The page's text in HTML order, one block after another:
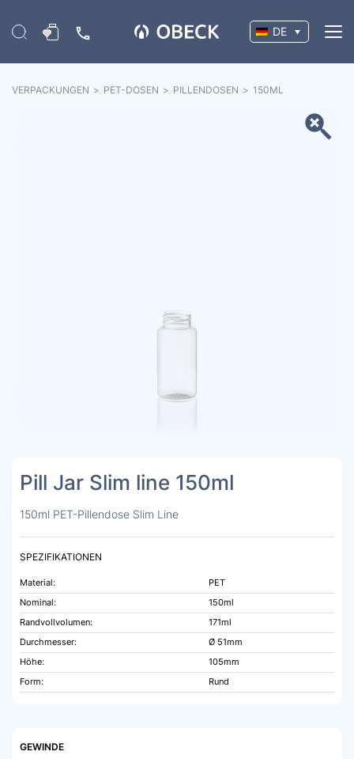
DE
VERPACKUNGEN > PET-DOSEN > PILLENDOSEN > 150ML
Pill Jar Slim line 150ml
150ml PET-Pillendose Slim Line
SPEZIFIKATIONEN
Material:
PET
Nominal:
150ml
Randvollvolumen:
171ml
Durchmesser:
Ø 51mm
Höhe:
105mm
Form:
Rund
GEWINDE